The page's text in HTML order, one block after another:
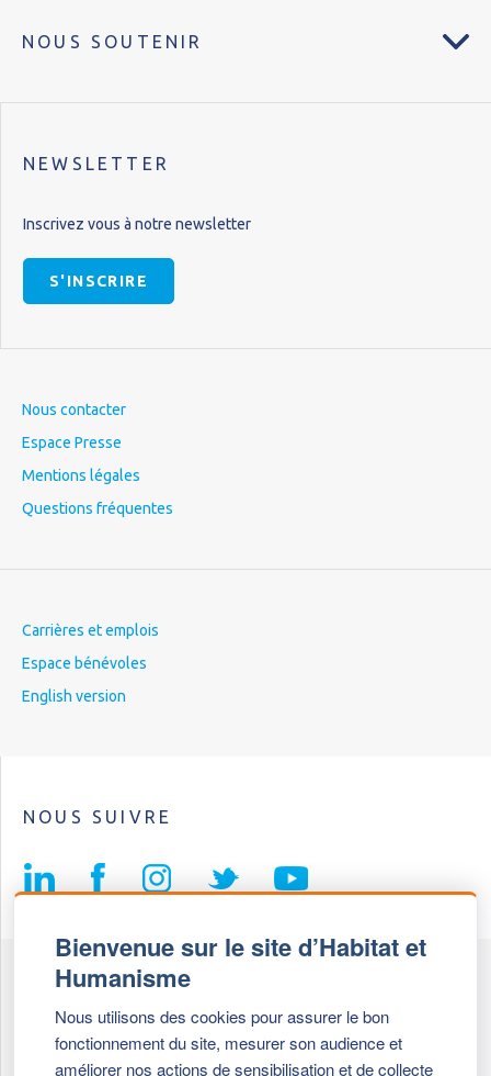
Bienvenue sur le site d’Habitat et
Humanisme
Nous utilisons des cookies pour assurer le bon
fonctionnement du site, mesurer son audience et
améliorer nos actions de sensibilisation et de collecte
NOUS SOUTENIR
NEWSLETTER
Inscrivez vous à notre newsletter
S'INSCRIRE
Nous contacter
Espace Presse
Mentions légales
Questions fréquentes
Carrières et emplois
Espace bénévoles
English version
NOUS SUIVRE
69647 Caluire et Cuire cedex